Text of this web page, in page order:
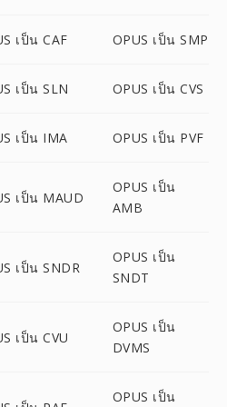
เป็น CAF OPUS เป็น SMP
เป็น SLN OPUS เป็น CVS
เป็น IMA OPUS เป็น PVF
เป็น MAUD
OPUS เป็น
AMB
เป็น SNDR
OPUS เป็น
SNDT
เป็น CVU
OPUS เป็น
DVMS
OPUS เป็น